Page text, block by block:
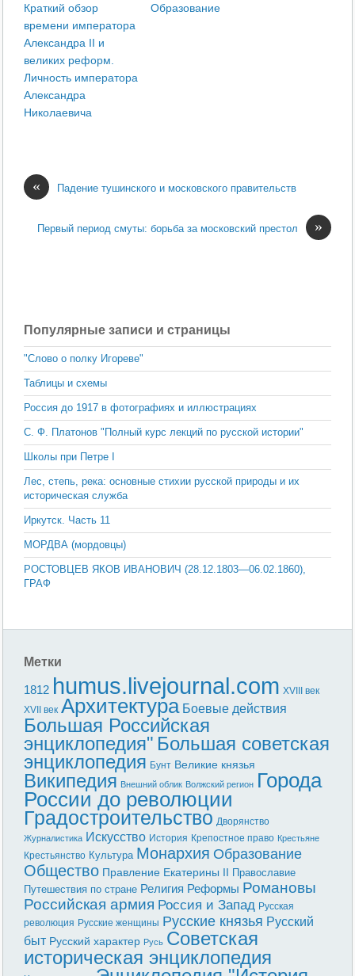
Краткий обзор
времени императора
Александра II и
великих реформ.
Личность императора
Александра
Николаевича
Образование
« Падение тушинского и московского правительств
»
Первый период смуты: борьба за московский престол
Популярные записи и страницы
"Слово о полку Игореве"
Таблицы и схемы
Россия до 1917 в фотографиях и иллюстрациях
С. Ф. Платонов "Полный курс лекций по русской истории"
Школы при Петре I
Лес, степь, река: основные сти­хии русской природы и их
историческая служба
Иркутск. Часть 11
МОРДВА (мордовцы)
РОСТОВЦЕВ ЯКОВ ИВАНОВИЧ (28.12.1803—06.02.1860),
ГРАФ
Метки
1812 humus.livejournal.com XVIII век
XVII век Архитектура Боевые действия
Большая Российская
энциклопедия" Большая советская
энциклопедия Бунт Великие князья
Википедия Внешний облик Волжский регион Города
России до революции
Градостроительство Дворянство
Журналистика Искусство История Крепостное право Крестьяне
Крестьянство Культура Монархия Образование
Общество Правление Екатерины II Православие
Путешествия по стране Религия Реформы Романовы
Российская армия Россия и Запад Русская
революция Русские женщины Русские князья Русский
быт Русский характер Русь Советская
историческая энциклопедия